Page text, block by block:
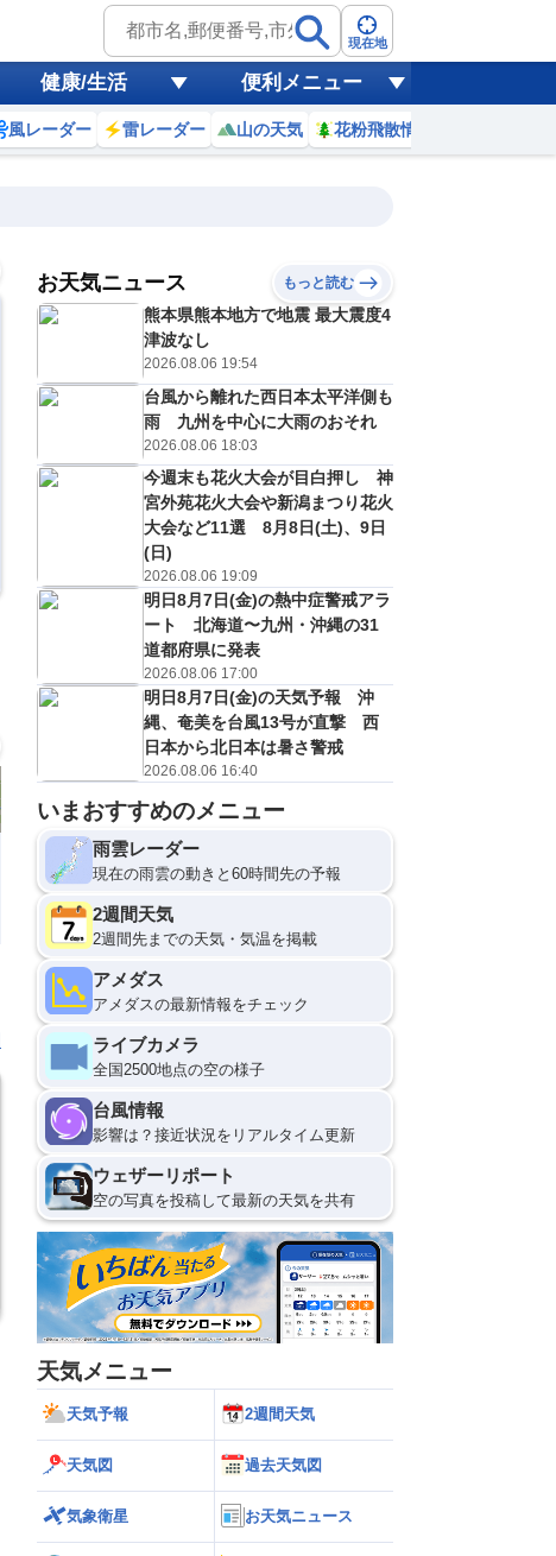
現在地
健康/生活 便利メニュー
風レーダー 雷レーダー 山の天気 花粉飛散情報
14
ミリ
35
m/s
15
0 ミリ
34
4m/s
0ミリ
33
4 m/s
0ミリ
4m/s
0
4 m/s
8日(土)
0
お天気ニュース もっと読む
熊本県熊本地方で地震 最大震度4
津波なし
2026.08.06 19:54
台風から離れた西日本太平洋側も
雨 九州を中心に大雨のおそれ
2026.08.06 18:03
今週末も花火大会が目白押し 神
宮外苑花火大会や新潟まつり花火
大会など11選 8月8日(土)、9日
(日)
2026.08.06 19:09
明日8月7日(金)の熱中症警戒アラ
ート 北海道〜九州・沖縄の31
道都府県に発表
2026.08.06 17:00
明日8月7日(金)の天気予報 沖
縄、奄美を台風13号が直撃 西
日本から北日本は暑さ警戒
2026.08.06 16:40
いまおすすめのメニュー
雨雲レーダー
現在の雨雲の動きと60時間先の予報
2週間天気
2週間先までの天気・気温を掲載
アメダス
アメダスの最新情報をチェック
ライブカメラ
全国2500地点の空の様子
台風情報
影響は？接近状況をリアルタイム更新
ウェザーリポート
空の写真を投稿して最新の天気を共有
天気メニュー
天気予報 2週間天気
天気図 過去天気図
気象衛星 お天気ニュース